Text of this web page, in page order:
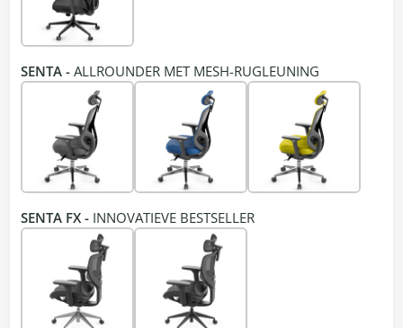
SENTA -ALLROUNDER MET MESH-RUGLEUNING
SENTA FX - INNOVATIEVE BESTSELLER